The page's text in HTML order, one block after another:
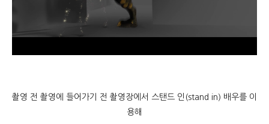
촬영 전 촬영에 들어가기 전 촬영장에서 스탠드 인(stand in) 배우를 이
용해